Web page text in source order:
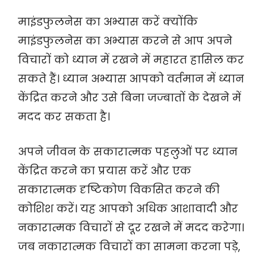
माइंडफुलनेस का अभ्यास करें क्योंकि
माइंडफुलनेस का अभ्यास करने से आप अपने
विचारों को ध्यान में रखने में महारत हासिल कर
सकते हैं। ध्यान अभ्यास आपको वर्तमान में ध्यान
केंद्रित करने और उसे बिना जज्बातों के देखने में
मदद कर सकता है।
अपने जीवन के सकारात्मक पहलुओं पर ध्यान
केंद्रित करने का प्रयास करें और एक
सकारात्मक दृष्टिकोण विकसित करने की
कोशिश करें। यह आपको अधिक आशावादी और
नकारात्मक विचारों से दूर रखने में मदद करेगा।
जब नकारात्मक विचारों का सामना करना पड़े,